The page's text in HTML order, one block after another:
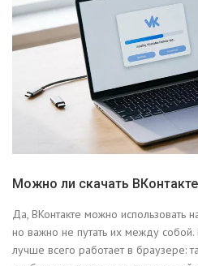
Можно ли скачать
Да, ВКонтакте можно использовать
но важно не путать их между собой.
лучше всего работает в браузере: